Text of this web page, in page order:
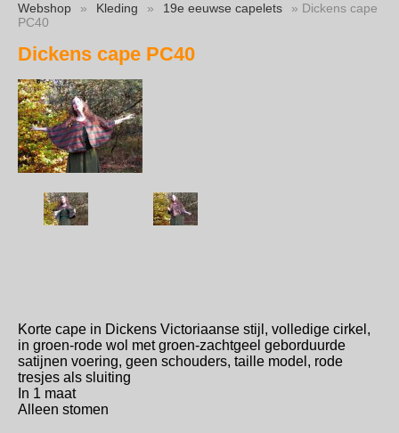
Webshop » Kleding » 19e eeuwse capelets
» Dickens cape
PC40
Dickens cape PC40
Korte cape in Dickens Victoriaanse stijl, volledige cirkel,
in groen-rode wol met groen-zachtgeel geborduurde
satijnen voering, geen schouders, taille model, rode
tresjes als sluiting
In 1 maat
Alleen stomen